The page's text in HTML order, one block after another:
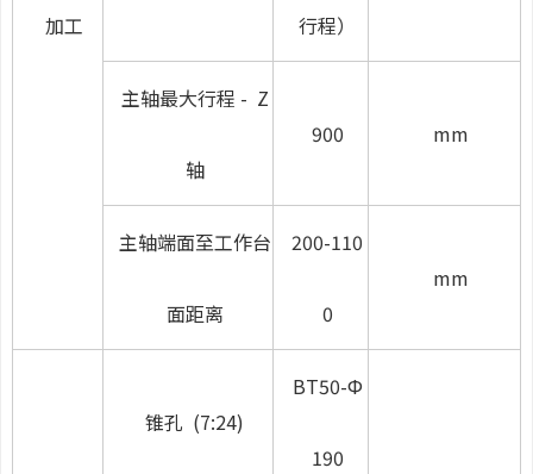
加工
行程）
主轴最大行程 - Z
轴
900 mm
主轴端面至工作台
面距离
200-110
0
mm
锥孔 (7:24)
BT50-Ф
190